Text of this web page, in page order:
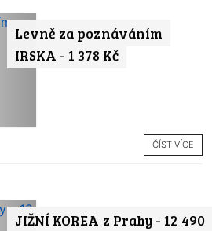
Levně za poznáváním
IRSKA - 1 378 Kč
ČÍST VÍCE
JIŽNÍ KOREA z Prahy - 12 490